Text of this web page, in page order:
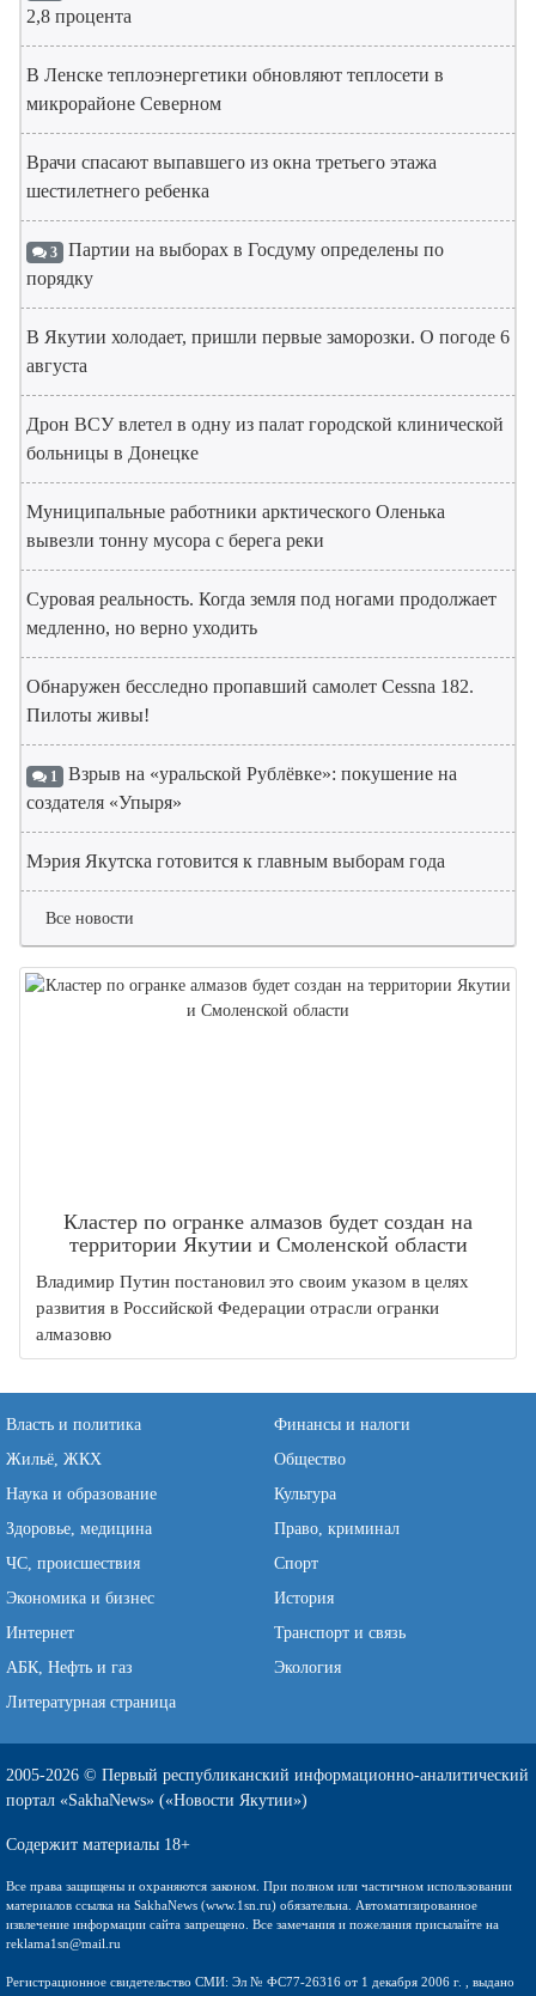
2,8 процента
В Ленске теплоэнергетики обновляют теплосети в
микрорайоне Северном
Врачи спасают выпавшего из окна третьего этажа
шестилетнего ребенка
3 Партии на выборах в Госдуму определены по
порядку
В Якутии холодает, пришли первые заморозки. О погоде 6
августа
Дрон ВСУ влетел в одну из палат городской клинической
больницы в Донецке
Муниципальные работники арктического Оленька
вывезли тонну мусора с берега реки
Суровая реальность. Когда земля под ногами продолжает
медленно, но верно уходить
Обнаружен бесследно пропавший самолет Cessna 182.
Пилоты живы!
1 Взрыв на «уральской Рублёвке»: покушение на
создателя «Упыря»
Мэрия Якутска готовится к главным выборам года
Все новости
Кластер по огранке алмазов будет создан на
территории Якутии и Смоленской области
Владимир Путин постановил это своим указом в целях
развития в Российской Федерации отрасли огранки
алмазовю
Власть и политика
Финансы и налоги
Жильё, ЖКХ
Общество
Наука и образование
Культура
Здоровье, медицина
Право, криминал
ЧС, происшествия
Спорт
Экономика и бизнес
История
Интернет
Транспорт и связь
АБК, Нефть и газ
Экология
Литературная страница
2005-2026 © Первый республиканский информационно-аналитический
портал «SakhaNews» («Новости Якутии»)
Содержит материалы 18+
Все права защищены и охраняются законом. При полном или частичном использовании
материалов ссылка на SakhaNews (www.1sn.ru) обязательна. Автоматизированное
извлечение информации сайта запрещено. Все замечания и пожелания присылайте на
reklama1sn@mail.ru
Регистрационное свидетельство СМИ: Эл № ФС77-26316 от 1 декабря 2006 г. , выдано